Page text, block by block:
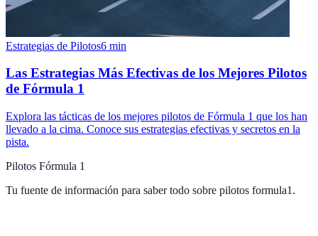
Estrategias de Pilotos6 min
Las Estrategias Más Efectivas de los Mejores Pilotos
de Fórmula 1
Explora las tácticas de los mejores pilotos de Fórmula 1 que los han
llevado a la cima. Conoce sus estrategias efectivas y secretos en la
pista.
Pilotos Fórmula 1
Tu fuente de información para saber todo sobre pilotos formula1 .